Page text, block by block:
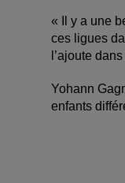
« Il y a une
ces ligues
l’ajoute
Yohann
enfants